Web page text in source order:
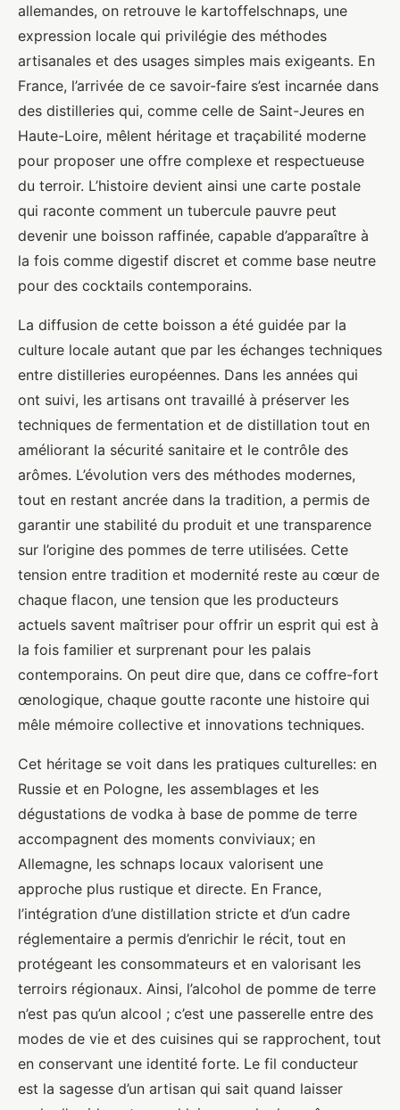
allemandes, on retrouve le kartoffelschnaps, une
expression locale qui privilégie des méthodes
artisanales et des usages simples mais exigeants. En
France, l’arrivée de ce savoir-faire s’est incarnée dans
des distilleries qui, comme celle de Saint-Jeures en
Haute-Loire, mêlent héritage et traçabilité moderne
pour proposer une offre complexe et respectueuse
du terroir. L’histoire devient ainsi une carte postale
qui raconte comment un tubercule pauvre peut
devenir une boisson raffinée, capable d’apparaître à
la fois comme digestif discret et comme base neutre
pour des cocktails contemporains.
La diffusion de cette boisson a été guidée par la
culture locale autant que par les échanges techniques
entre distilleries européennes. Dans les années qui
ont suivi, les artisans ont travaillé à préserver les
techniques de fermentation et de distillation tout en
améliorant la sécurité sanitaire et le contrôle des
arômes. L’évolution vers des méthodes modernes,
tout en restant ancrée dans la tradition, a permis de
garantir une stabilité du produit et une transparence
sur l’origine des pommes de terre utilisées. Cette
tension entre tradition et modernité reste au cœur de
chaque flacon, une tension que les producteurs
actuels savent maîtriser pour offrir un esprit qui est à
la fois familier et surprenant pour les palais
contemporains. On peut dire que, dans ce coffre-fort
œnologique, chaque goutte raconte une histoire qui
mêle mémoire collective et innovations techniques.
Cet héritage se voit dans les pratiques culturelles: en
Russie et en Pologne, les assemblages et les
dégustations de vodka à base de pomme de terre
accompagnent des moments conviviaux; en
Allemagne, les schnaps locaux valorisent une
approche plus rustique et directe. En France,
l’intégration d’une distillation stricte et d’un cadre
réglementaire a permis d’enrichir le récit, tout en
protégeant les consommateurs et en valorisant les
terroirs régionaux. Ainsi, l’alcohol de pomme de terre
n’est pas qu’un alcool ; c’est une passerelle entre des
modes de vie et des cuisines qui se rapprochent, tout
en conservant une identité forte. Le fil conducteur
est la sagesse d’un artisan qui sait quand laisser